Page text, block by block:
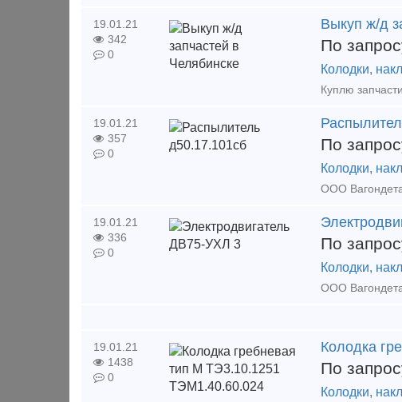
19.01.21
342
0
Выкуп ж/д
По
Колодки,
19.01.21
357
0
По
Колодки,
19.01.21
336
0
По
Колодки,
19.01.21
1438
0
Колодка
По
Колодки,